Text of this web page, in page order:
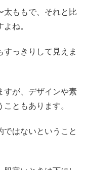
太ももで、それと比
ね。
っきりして見えま
すが、デザインや素
ともあります。
ではないということ